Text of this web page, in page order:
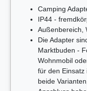
Camping
IP44 -
Außenbereich,
Die Adapter
Marktbuden -
Wohnmobil
für den Einsatz
beide